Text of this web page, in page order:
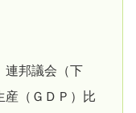
連邦議会（下
産（ＧＤＰ）比